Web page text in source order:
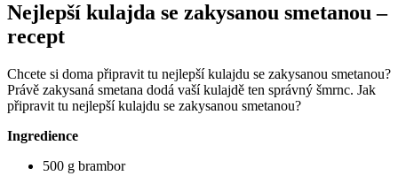
Nejlepší kulajda se zakysanou smetanou –
recept
Chcete si doma připravit tu nejlepší kulajdu se zakysanou smetanou?
Právě zakysaná smetana dodá vaší kulajdě ten správný šmrnc. Jak
připravit tu nejlepší kulajdu se zakysanou smetanou?
Ingredience
500 g brambor